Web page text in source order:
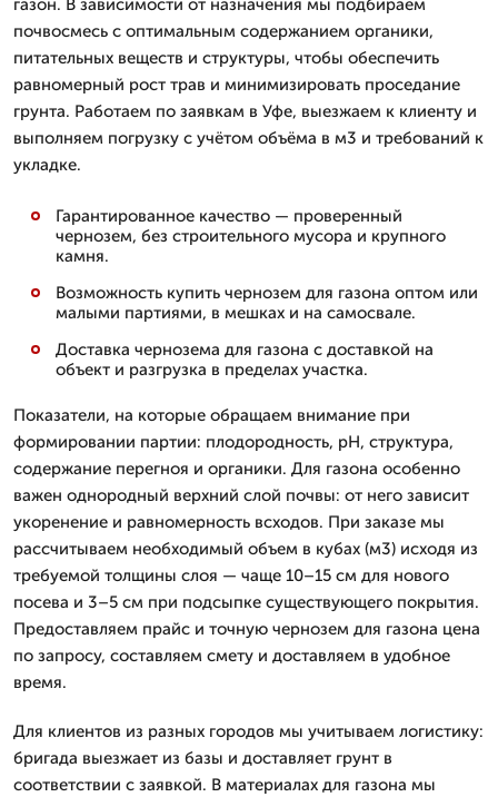
газон. В зависимости от назначения мы подбираем
почвосмесь с оптимальным содержанием органики,
питательных веществ и структуры, чтобы обеспечить
равномерный рост трав и минимизировать проседание
грунта. Работаем по заявкам в Уфе, выезжаем к клиенту и
выполняем погрузку с учётом объёма в м3 и требований к
укладке.
Гарантированное качество — проверенный
чернозем, без строительного мусора и крупного
камня.
Возможность купить чернозем для газона оптом или
малыми партиями, в мешках и на самосвале.
Доставка чернозема для газона с доставкой на
объект и разгрузка в пределах участка.
Показатели, на которые обращаем внимание при
формировании партии: плодородность, pH, структура,
содержание перегноя и органики. Для газона особенно
важен однородный верхний слой почвы: от него зависит
укоренение и равномерность всходов. При заказе мы
рассчитываем необходимый объем в кубах (м3) исходя из
требуемой толщины слоя — чаще 10–15 см для нового
посева и 3–5 см при подсыпке существующего покрытия.
Предоставляем прайс и точную чернозем для газона цена
по запросу, составляем смету и доставляем в удобное
время.
Для клиентов из разных городов мы учитываем логистику:
бригада выезжает из базы и доставляет грунт в
соответствии с заявкой. В материалах для газона мы